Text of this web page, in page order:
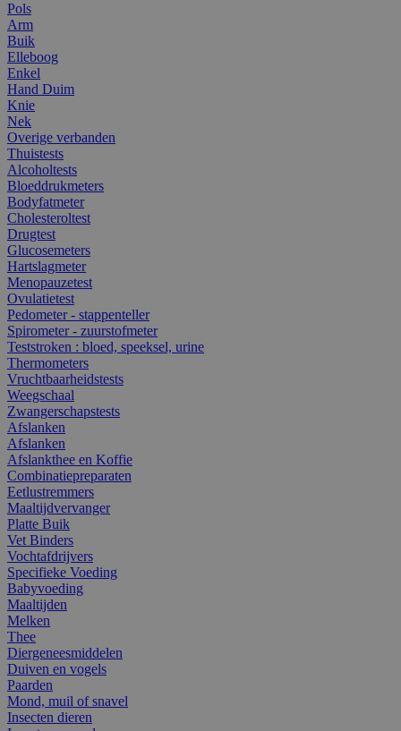
Pols
Arm
Buik
Elleboog
Enkel
Hand Duim
Knie
Nek
Overige verbanden
Thuistests
Alcoholtests
Bloeddrukmeters
Bodyfatmeter
Cholesteroltest
Drugtest
Glucosemeters
Hartslagmeter
Menopauzetest
Ovulatietest
Pedometer - stappenteller
Spirometer - zuurstofmeter
Teststroken : bloed, speeksel, urine
Thermometers
Vruchtbaarheidstests
Weegschaal
Zwangerschapstests
Afslanken
Afslanken
Afslankthee en Koffie
Combinatiepreparaten
Eetlustremmers
Maaltijdvervanger
Platte Buik
Vet Binders
Vochtafdrijvers
Specifieke Voeding
Babyvoeding
Maaltijden
Melken
Thee
Diergeneesmiddelen
Duiven en vogels
Paarden
Mond, muil of snavel
Insecten dieren